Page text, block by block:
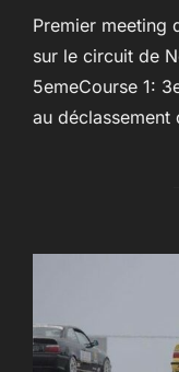
Premier meeting
sur le circuit de
5emeCourse 1:
au déclassement